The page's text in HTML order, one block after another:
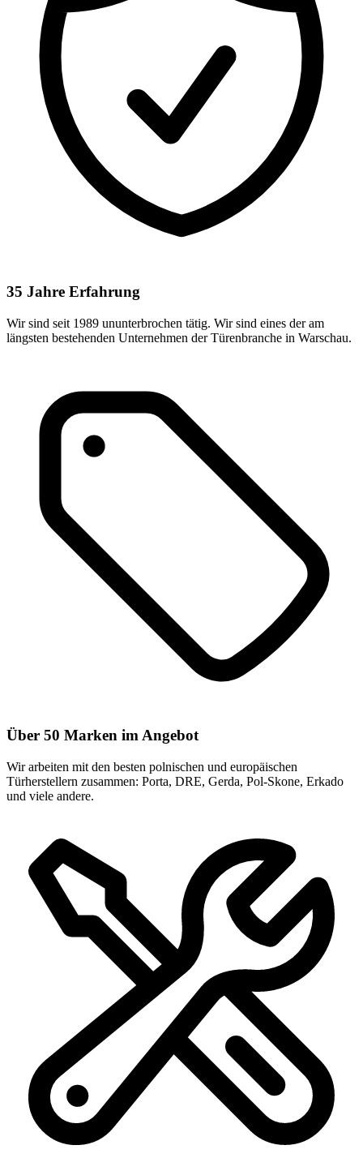
35 Jahre Erfahrung
Wir sind seit 1989 ununterbrochen tätig. Wir sind eines der am
längsten bestehenden Unternehmen der Türenbranche in Warschau.
Über 50 Marken im Angebot
Wir arbeiten mit den besten polnischen und europäischen
Türherstellern zusammen: Porta, DRE, Gerda, Pol-Skone, Erkado
und viele andere.